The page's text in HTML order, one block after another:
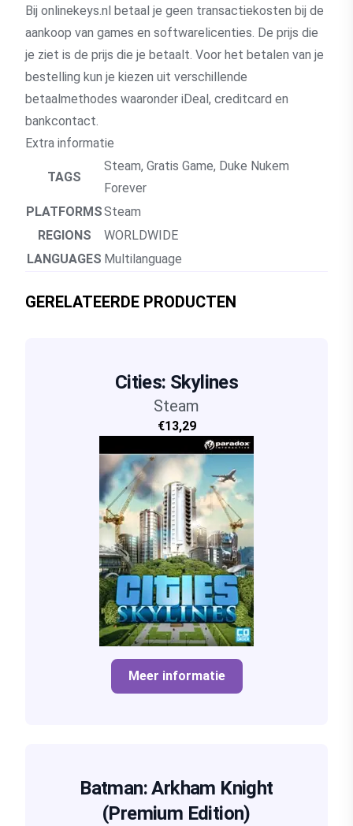
Bij onlinekeys.nl betaal je geen transactiekosten bij de
aankoop van games en softwarelicenties. De prijs die
je ziet is de prijs die je betaalt. Voor het betalen van je
bestelling kun je kiezen uit verschillende
betaalmethodes waaronder iDeal, creditcard en
bankcontact.
Extra informatie
TAGS
Steam, Gratis Game, Duke Nukem
Forever
PLATFORMSSteam
REGIONS
WORLDWIDE
LANGUAGES Multilanguage
GERELATEERDE PRODUCTEN
Cities: Skylines
Steam
€13,29
Meer informatie
Batman: Arkham Knight
(Premium Edition)